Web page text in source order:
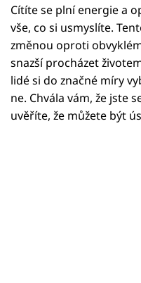
Sledujte prima+
Filmový festival
Pořady
Cítíte se plní energie a
vše, co si usmyslíte.
změnou oproti
snazší procházet
lidé si do značné míry
ne. Chvála vám, že jste
uvěříte, že můžete být